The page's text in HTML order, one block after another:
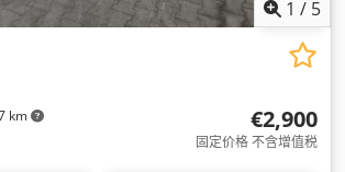
1 / 5
km €2,900
固定价格 不含增值税